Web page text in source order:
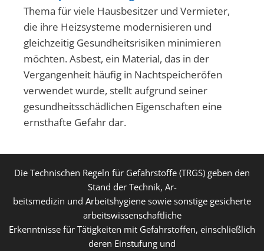
Thema für viele Hausbesitzer und Vermieter,
die ihre Heizsysteme modernisieren und
gleichzeitig Gesundheitsrisiken minimieren
möchten. Asbest, ein Material, das in der
Vergangenheit häufig in Nachtspeicheröfen
verwendet wurde, stellt aufgrund seiner
gesundheitsschädlichen Eigenschaften eine
ernsthafte Gefahr dar.
Die Technischen Regeln für Gefahrstoffe (TRGS) geben den
Stand der Technik, Ar-
beitsmedizin und Arbeitshygiene sowie sonstige gesicherte
arbeitswissenschaftliche
Erkenntnisse für Tätigkeiten mit Gefahrstoffen, einschließlich
deren Einstufung und